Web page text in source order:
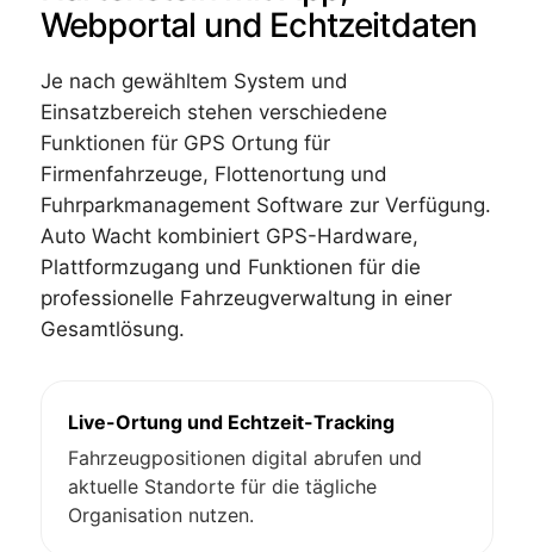
Webportal und Echtzeitdaten
Je nach gewähltem System und
Einsatzbereich stehen verschiedene
Funktionen für GPS Ortung für
Firmenfahrzeuge, Flottenortung und
Fuhrparkmanagement Software zur Verfügung.
Auto Wacht kombiniert GPS-Hardware,
Plattformzugang und Funktionen für die
professionelle Fahrzeugverwaltung in einer
Gesamtlösung.
Live-Ortung und Echtzeit-Tracking
Fahrzeugpositionen digital abrufen und
aktuelle Standorte für die tägliche
Organisation nutzen.